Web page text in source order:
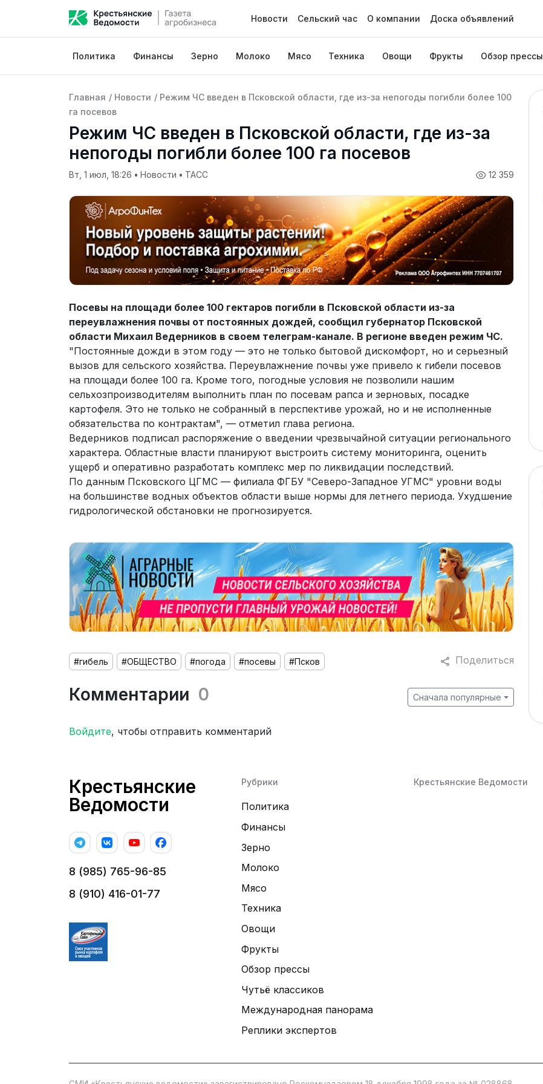
Новости Сельский час О компании Доска объявлений
Политика Финансы Зерно Молоко Мясо Техника Овощи Фрукты Обзор прессы
Главная / Новости / Режим ЧС введен в Псковской области, где из-за непогоды погибли более 100
га посевов
Режим ЧС введен в Псковской области, где из-за
непогоды погибли более 100 га посевов
12 359
Вт, 1 июл, 18:26 • Новости • ТАСС
Посевы на площади более 100 гектаров погибли в Псковской области из-за
переувлажнения почвы от постоянных дождей, сообщил губернатор Псковской
области Михаил Ведерников в своем телеграм-канале. В регионе введен режим ЧС.
"Постоянные дожди в этом году — это не только бытовой дискомфорт, но и серьезный
вызов для сельского хозяйства. Переувлажнение почвы уже привело к гибели посевов
на площади более 100 га. Кроме того, погодные условия не позволили нашим
сельхозпроизводителям выполнить план по посевам рапса и зерновых, посадке
картофеля. Это не только не собранный в перспективе урожай, но и не исполненные
обязательства по контрактам", — отметил глава региона.
Ведерников подписал распоряжение о введении чрезвычайной ситуации регионального
характера. Областные власти планируют выстроить систему мониторинга, оценить
ущерб и оперативно разработать комплекс мер по ликвидации последствий.
По данным Псковского ЦГМС — филиала ФГБУ "Северо-Западное УГМС" уровни воды
на большинстве водных объектов области выше нормы для летнего периода. Ухудшение
гидрологической обстановки не прогнозируется.
Поделиться
#гибель #ОБЩЕСТВО #погода #посевы #Псков
Комментарии 0 Сначала популярные
Войдите, чтобы отправить комментарий
Крестьянские
Ведомости
8 (985) 765-96-85
8 (910) 416-01-77
Рубрики
Политика
Финансы
Зерно
Молоко
Мясо
Техника
Овощи
Фрукты
Обзор прессы
Чутьё классиков
Международная панорама
Реплики экспертов
Крестьянские Ведомости